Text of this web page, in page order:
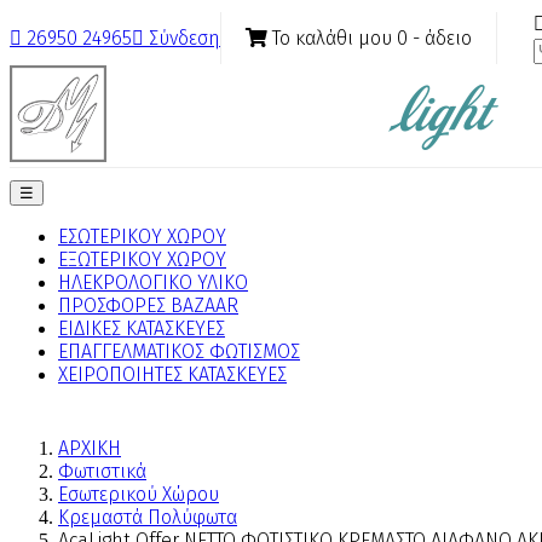
 26950 24965 Σύνδεση Το καλάθι μου 0 - άδειο
Toggle
navigation
☰
ΕΣΩΤΕΡΙΚΟΥ ΧΩΡΟΥ
ΕΞΩΤΕΡΙΚΟΥ ΧΩΡΟΥ
ΗΛΕΚΡΟΛΟΓΙΚΟ ΥΛΙΚΟ
ΠΡΟΣΦΟΡΕΣ BAZAAR
ΕΙΔΙΚΕΣ ΚΑΤΑΣΚΕΥΕΣ
ΕΠΑΓΓΕΛΜΑΤΙΚΟΣ ΦΩΤΙΣΜΟΣ
ΧΕΙΡΟΠΟΙΗΤΕΣ ΚΑΤΑΣΚΕΥΕΣ
ΑΡΧΙΚΗ
Φωτιστικά
Εσωτερικού Χώρου
Κρεμαστά Πολύφωτα